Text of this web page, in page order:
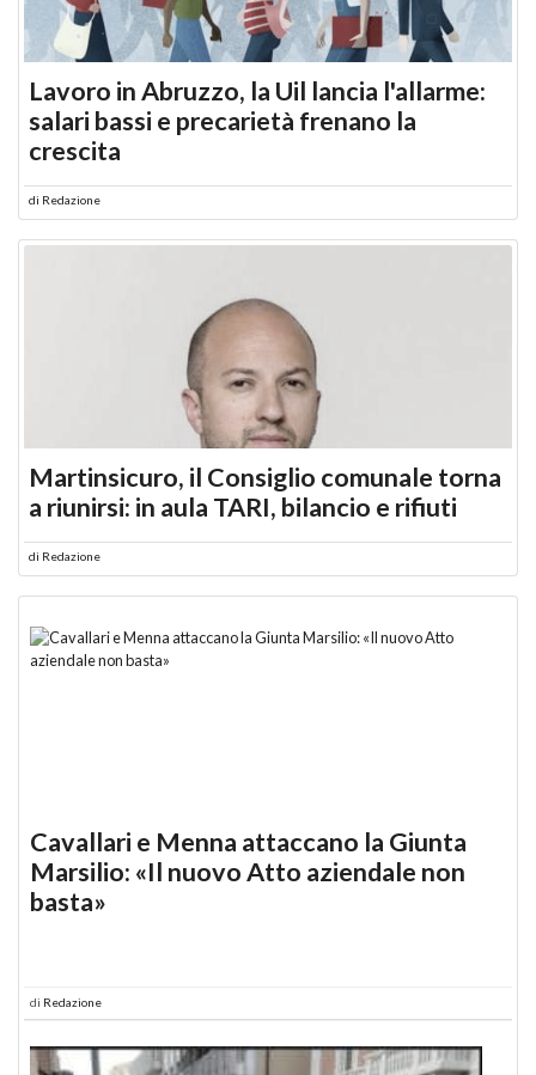
Lavoro in Abruzzo, la Uil lancia l'allarme:
salari bassi e precarietà frenano la
crescita
di Redazione
Martinsicuro, il Consiglio comunale torna
a riunirsi: in aula TARI, bilancio e rifiuti
di Redazione
Cavallari e Menna attaccano la Giunta
Marsilio: «Il nuovo Atto aziendale non
basta»
di Redazione